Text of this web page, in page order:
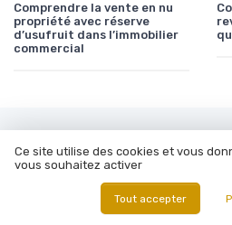
Comprendre la vente en nu
propriété avec réserve
d’usufruit dans l’immobilier
commercial
Ce site utilise des cookies et vous
vous souhaitez activer
Tout accepter